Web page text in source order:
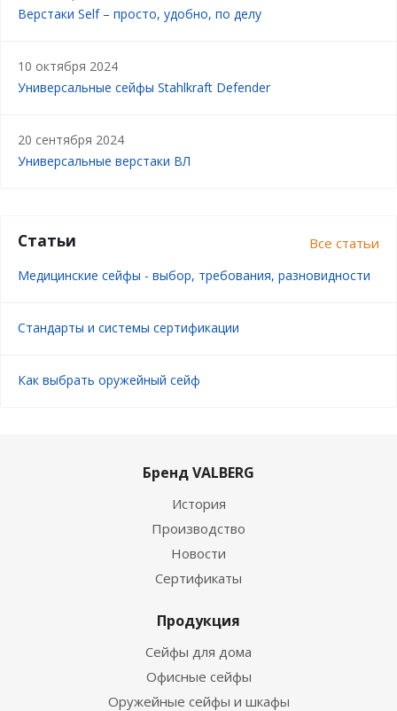
Верстаки Self – просто, удобно, по делу
10 октября 2024
Универсальные сейфы Stahlkraft Defender
20 сентября 2024
Универсальные верстаки ВЛ
Статьи Все статьи
Медицинские сейфы - выбор, требования, разновидности
Стандарты и системы сертификации
Как выбрать оружейный сейф
Бренд VALBERG
История
Производство
Новости
Сертификаты
Продукция
Сейфы для дома
Офисные сейфы
Оружейные сейфы и шкафы